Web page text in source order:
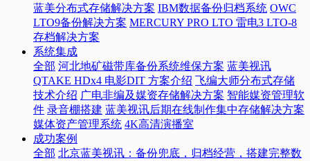
蓝美分布式存储解决方案 IBM数据备份归档系统 OWC
LTO9备份解决方案 MERCURY PRO LTO 雷电3 LTO-8
存档解决方案
系统集成
全部 河北地矿磁带库备份系统维保方案 蓝美视讯
QTAKE HDx4 电影DIT 方案介绍 飞编大师分布式存储
技术介绍 广电非编及媒资存储解决方案 智能媒资管理软
件 录音棚搭建 蓝美视讯后期在线制作集中存储解决方案
媒体资产管理系统 4K高清演播室
成功案例
全部 北京蓝美视讯：备份兜底，归档经营，搭建完整数